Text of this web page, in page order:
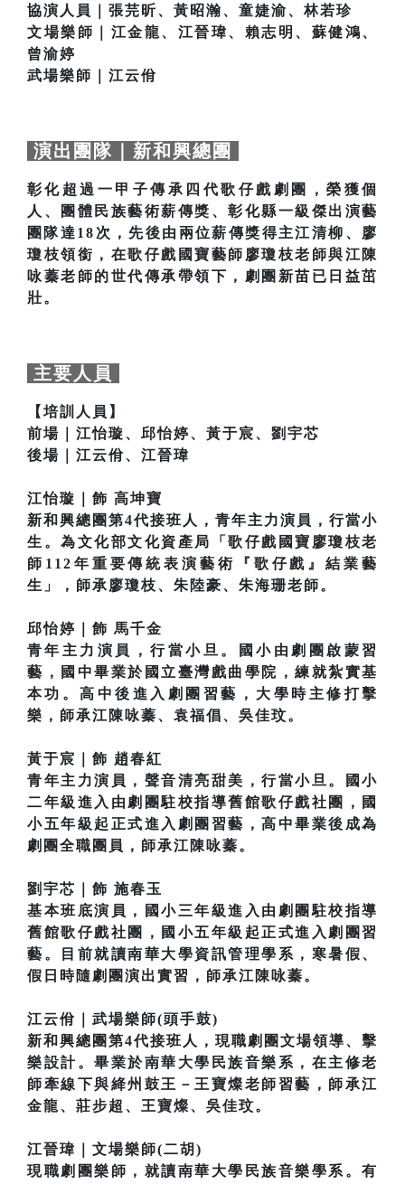
協演人員｜張芫昕、黃昭瀚、童婕渝、林若珍
文場樂師｜江金龍、江晉瑋、賴志明、蘇健鴻、
曾渝婷
武場樂師｜江云佾
演出團隊｜新和興總團
彰化超過一甲子傳承四代歌仔戲劇團，榮獲個
人、團體民族藝術薪傳獎、彰化縣一級傑出演藝
團隊達18次，先後由兩位薪傳獎得主江清柳、廖
瓊枝領銜，在歌仔戲國寶藝師廖瓊枝老師與江陳
咏蓁老師的世代傳承帶領下，劇團新苗已日益茁
壯。
主要人員
【培訓人員】
前場｜江怡璇、邱怡婷、黃于宸、劉宇芯
後場｜江云佾、江晉瑋
江怡璇｜飾 高坤寶
新和興總團第4代接班人，青年主力演員，行當小
生。為文化部文化資產局「歌仔戲國寶廖瓊枝老
師112年重要傳統表演藝術『歌仔戲』結業藝
生」，師承廖瓊枝、朱陸豪、朱海珊老師。
邱怡婷｜飾 馬千金
青年主力演員，行當小旦。國小由劇團啟蒙習
藝，國中畢業於國立臺灣戲曲學院，練就紮實基
本功。高中後進入劇團習藝，大學時主修打擊
樂，師承江陳咏蓁、袁福倡、吳佳玟。
黃于宸｜飾 趙春紅
青年主力演員，聲音清亮甜美，行當小旦。國小
二年級進入由劇團駐校指導舊館歌仔戲社團，國
小五年級起正式進入劇團習藝，高中畢業後成為
劇團全職團員，師承江陳咏蓁。
劉宇芯｜飾 施春玉
基本班底演員，國小三年級進入由劇團駐校指導
舊館歌仔戲社團，國小五年級起正式進入劇團習
藝。目前就讀南華大學資訊管理學系，寒暑假、
假日時隨劇團演出實習，師承江陳咏蓁。
江云佾｜武場樂師(頭手鼓)
新和興總團第4代接班人，現職劇團文場領導、擊
樂設計。畢業於南華大學民族音樂系，在主修老
師牽線下與絳州鼓王－王寶燦老師習藝，師承江
金龍、莊步超、王寶燦、吳佳玟。
江晉瑋｜文場樂師(二胡)
現職劇團樂師，就讀南華大學民族音樂學系。有